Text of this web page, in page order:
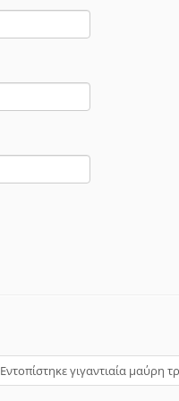
Εντοπίστηκε γιγαντιαία μαύρη